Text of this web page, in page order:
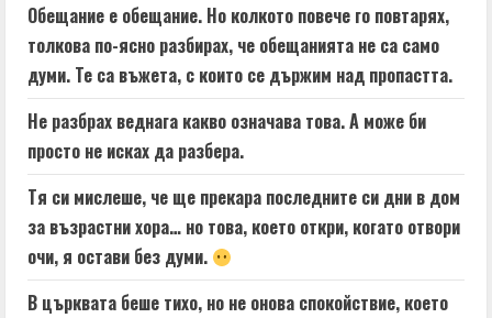
Обещание е обещание. Но колкото повече го повтарях,
толкова по-ясно разбирах, че обещанията не са само
думи. Те са въжета, с които се държим над пропастта.
Не разбрах веднага какво означава това. А може би
просто не исках да разбера.
Тя си мислеше, че ще прекара последните си дни в дом
за възрастни хора… но това, което откри, когато отвори
очи, я остави без думи.
В църквата беше тихо, но не онова спокойствие, което